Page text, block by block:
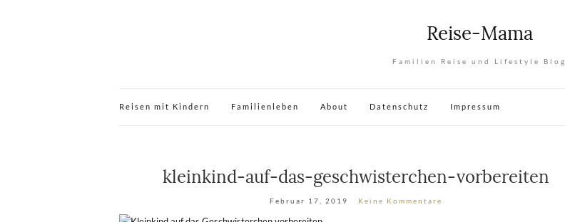
Reise-Mama
Familien Reise und Lifestyle Blog
Reisen mit Kindern Familienleben About Datenschutz Impressum
kleinkind-auf-das-geschwisterchen-vorbereiten
Februar 17, 2019 Keine Kommentare